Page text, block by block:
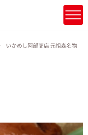
いかめし阿部商店 元祖森名物